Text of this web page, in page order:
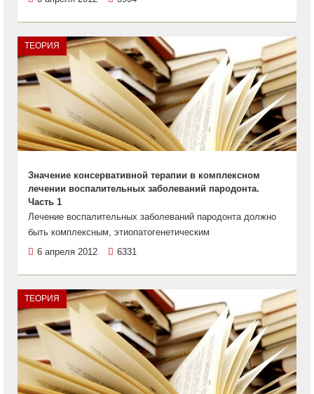
ТЕОРИЯ
Значение консервативной терапии в комплексном
лечении воспалительных заболеваний пародонта.
Часть 1
Лечение воспалительных заболеваний пародонта должно
быть комплексным, этиопатогенетическим
6 апреля 2012
6331
ТЕОРИЯ